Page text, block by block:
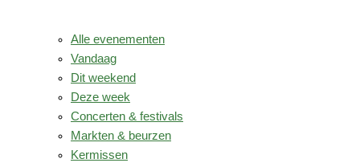
Alle evenementen
Vandaag
Dit weekend
Deze week
Concerten & festivals
Markten & beurzen
Kermissen